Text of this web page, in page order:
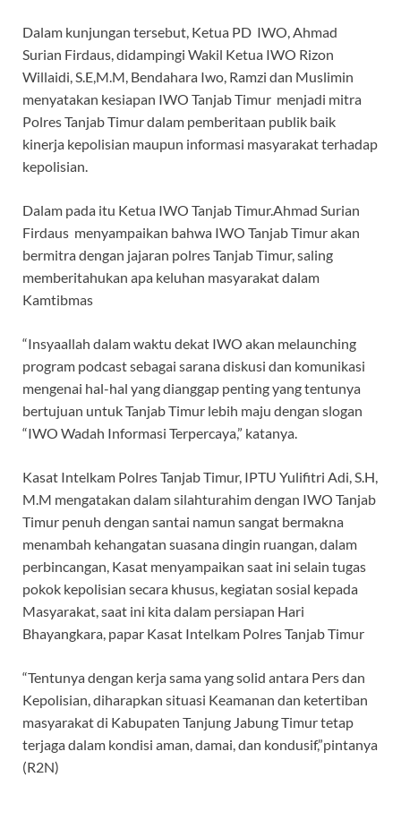
Dalam kunjungan tersebut, Ketua PD IWO, Ahmad
Surian Firdaus, didampingi Wakil Ketua IWO Rizon
Willaidi, S.E,M.M, Bendahara Iwo, Ramzi dan Muslimin
menyatakan kesiapan IWO Tanjab Timur menjadi mitra
Polres Tanjab Timur dalam pemberitaan publik baik
kinerja kepolisian maupun informasi masyarakat terhadap
kepolisian.
Dalam pada itu Ketua IWO Tanjab Timur.Ahmad Surian
Firdaus menyampaikan bahwa IWO Tanjab Timur akan
bermitra dengan jajaran polres Tanjab Timur, saling
memberitahukan apa keluhan masyarakat dalam
Kamtibmas
“Insyaallah dalam waktu dekat IWO akan melaunching
program podcast sebagai sarana diskusi dan komunikasi
mengenai hal-hal yang dianggap penting yang tentunya
bertujuan untuk Tanjab Timur lebih maju dengan slogan
“IWO Wadah Informasi Terpercaya,” katanya.
Kasat Intelkam Polres Tanjab Timur, IPTU Yulifitri Adi, S.H,
M.M mengatakan dalam silahturahim dengan IWO Tanjab
Timur penuh dengan santai namun sangat bermakna
menambah kehangatan suasana dingin ruangan, dalam
perbincangan, Kasat menyampaikan saat ini selain tugas
pokok kepolisian secara khusus, kegiatan sosial kepada
Masyarakat, saat ini kita dalam persiapan Hari
Bhayangkara, papar Kasat Intelkam Polres Tanjab Timur
“Tentunya dengan kerja sama yang solid antara Pers dan
Kepolisian, diharapkan situasi Keamanan dan ketertiban
masyarakat di Kabupaten Tanjung Jabung Timur tetap
terjaga dalam kondisi aman, damai, dan kondusif,”pintanya
(R2N)